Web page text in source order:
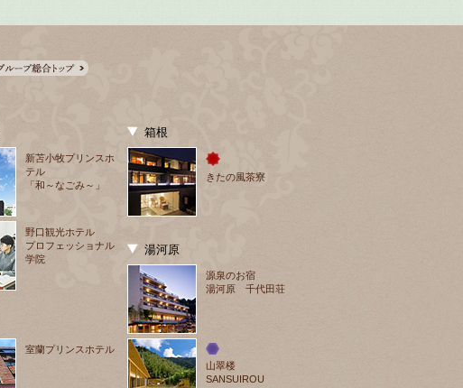
新苫小牧プリンスホ
テル
「和～なごみ～」
野口観光ホテル
プロフェッショナル
学院
室蘭プリンスホテル
箱根
きたの風茶寮
湯河原
源泉のお宿
湯河原 千代田荘
山翠楼
SANSUIROU